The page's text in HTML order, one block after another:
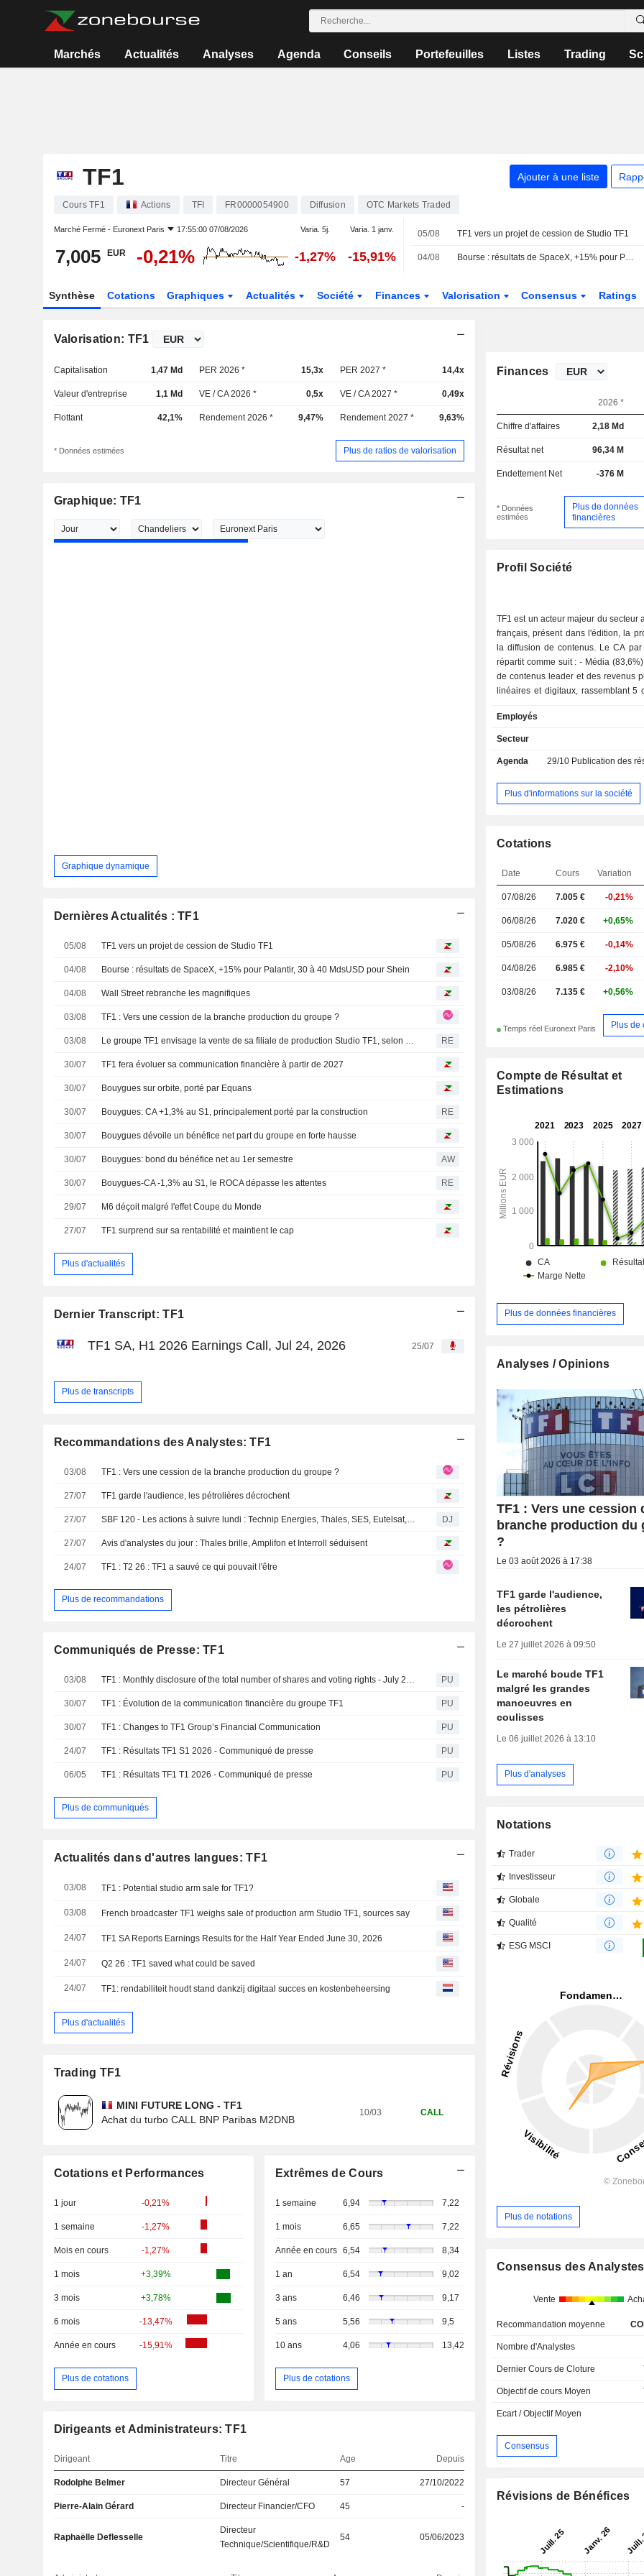
Marchés Actualités Analyses Agenda Conseils Portefeuilles Listes Trading
TF1 Ajouter à une liste
Cours TF1 Actions TFI FR0000054900 Diffusion OTC Markets Traded
Marché Fermé - Euronext Paris 17:55:00 07/08/2026 Varia. 5j. Varia. 1 janv.
7,005 EUR -0,21% -1,27% -15,91%
05/08 TF1 vers un projet de cession de Studio TF1
04/08 Bourse : résultats de SpaceX, +15% pour Palantir, 30 à 40 MdsUSD pour Shein
Synthèse Cotations Graphiques Actualités Société Finances Valorisation Consensus Ratings
Valorisation: TF1
Capitalisation 1,47 Md PER 2026 * 15,3x PER 2027 * 14,4x
Valeur d'entreprise 1,1 Md VE / CA 2026 * 0,5x VE / CA 2027 * 0,49x
Flottant 42,1% Rendement 2026 * 9,47% Rendement 2027 * 9,63%
* Données estimées Plus de ratios de valorisation
Graphique: TF1
Graphique dynamique
Dernières Actualités : TF1
05/08 TF1 vers un projet de cession de Studio TF1
04/08 Bourse : résultats de SpaceX, +15% pour Palantir, 30 à 40 MdsUSD pour Shein
04/08 Wall Street rebranche les magnifiques
03/08 TF1 : Vers une cession de la branche production du groupe ?
03/08 Le groupe TF1 envisage la vente de sa filiale de production Studio TF1, selon des sources RE
30/07 TF1 fera évoluer sa communication financière à partir de 2027
30/07 Bouygues sur orbite, porté par Equans
30/07 Bouygues: CA +1,3% au S1, principalement porté par la construction RE
30/07 Bouygues dévoile un bénéfice net part du groupe en forte hausse
30/07 Bouygues: bond du bénéfice net au 1er semestre AW
30/07 Bouygues-CA -1,3% au S1, le ROCA dépasse les attentes RE
29/07 M6 déçoit malgré l'effet Coupe du Monde
27/07 TF1 surprend sur sa rentabilité et maintient le cap
Plus d'actualités
Dernier Transcript: TF1
TF1 SA, H1 2026 Earnings Call, Jul 24, 2026 25/07
Plus de transcripts
Recommandations des Analystes: TF1
03/08 TF1 : Vers une cession de la branche production du groupe ?
27/07 TF1 garde l'audience, les pétrolières décrochent
27/07 DJ
27/07 Avis d'analystes du jour : Thales brille, Amplifon et Interroll séduisent
24/07 TF1 : T2 26 : TF1 a sauvé ce qui pouvait l'être
Plus de recommandations
Communiqués de Presse: TF1
03/08 TF1 : Monthly disclosure of the total number of shares and voting rights - July 2026 PU
30/07 TF1 : Évolution de la communication financière du groupe TF1 PU
30/07 TF1 : Changes to TF1 Group’s Financial Communication PU
24/07 TF1 : Résultats TF1 S1 2026 - Communiqué de presse PU
06/05 TF1 : Résultats TF1 T1 2026 - Communiqué de presse PU
Plus de communiqués
Actualités dans d'autres langues: TF1
03/08 TF1 : Potential studio arm sale for TF1?
03/08 French broadcaster TF1 weighs sale of production arm Studio TF1, sources say
24/07 TF1 SA Reports Earnings Results for the Half Year Ended June 30, 2026
24/07 Q2 26 : TF1 saved what could be saved
24/07 TF1: rendabiliteit houdt stand dankzij digitaal succes en kostenbeheersing
Plus d'actualités
Trading TF1
MINI FUTURE LONG - TF1
Achat du turbo CALL BNP Paribas M2DNB
10/03 CALL
Cotations et Performances
1 jour -0,21%
1 semaine -1,27%
Mois en cours -1,27%
1 mois +3,39%
3 mois +3,78%
6 mois -13,47%
Année en cours -15,91%
Plus de cotations
Extrêmes de Cours
1 semaine 6,94 7,22
1 mois 6,65 7,22
Année en cours 6,54 8,34
1 an 6,54 9,02
3 ans 6,46 9,17
5 ans 5,56 9,5
10 ans 4,06 13,42
Plus de cotations
Dirigeants et Administrateurs: TF1
Dirigeant Titre Age Depuis
Rodolphe Belmer Directeur Général 57 27/10/2022
Pierre-Alain Gérard Directeur Financier/CFO 45 -
Raphaëlle Deflesselle
Directeur
Technique/Scientifique/R&D
54 05/06/2023
Finances
2026 *
Chiffre d'affaires 2,18 Md
Résultat net 96,34 M
Endettement Net -376 M
* Données
estimées
Plus de données
financières
Profil Société
TF1 est un acteur majeur du secteur
français, présent dans l'édition, la
la diffusion de contenus. Le CA
répartit comme suit : - Média (83,6%) : une offre
de contenus leader et des revenus
linéaires et digitaux, rassemblant 5
chaînes thématiques (Ushuaia TV,
TV Breizh et Série Club), 2
la régie TF1 PUB. Le groupe
et de spectacles avec
Production audiovisuelle (16,4% ;
quotidiennes, fictions, distributions,
géographique du CA est la
(84,3%), Europe continentale
Employés
Secteur
Agenda 29/10 Publication des résultats
Plus d'informations sur la société
Cotations
Date Cours Variation
07/08/26 7.005 € -0,21%
06/08/26 7.020 € +0,65%
05/08/26 6.975 € -0,14%
04/08/26 6.985 € -2,10%
03/08/26 7.135 € +0,56%
Temps réel Euronext Paris Plus de
Compte de Résultat et
Estimations
Plus de données financières
Analyses / Opinions
TF1 : Vers une cession
branche production du
?
Le 03 août 2026 à 17:38
TF1 garde l'audience,
les pétrolières
décrochent
Le 27 juillet 2026 à 09:50
Le marché boude TF1
malgré les grandes
manoeuvres en
coulisses
Le 06 juillet 2026 à 13:10
Plus d'analyses
Notations
Trader
Investisseur
Globale
Qualité
ESG MSCI
Plus de notations
Consensus des Analystes
Vente
Recommandation moyenne
Nombre d'Analystes
Dernier Cours de Cloture
Objectif de cours Moyen
Ecart / Objectif Moyen
Consensus
Révisions de Bénéfices